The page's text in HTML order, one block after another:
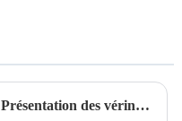
Présentation des vérins à écrou de blocage Pancake de la série YPL : puissance, précision et performances compactes